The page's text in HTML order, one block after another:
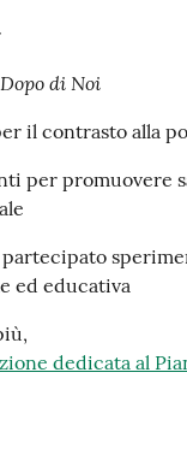
Dopo di Noi
il contrasto alla
per promuovere
ed educativa
dedicata al